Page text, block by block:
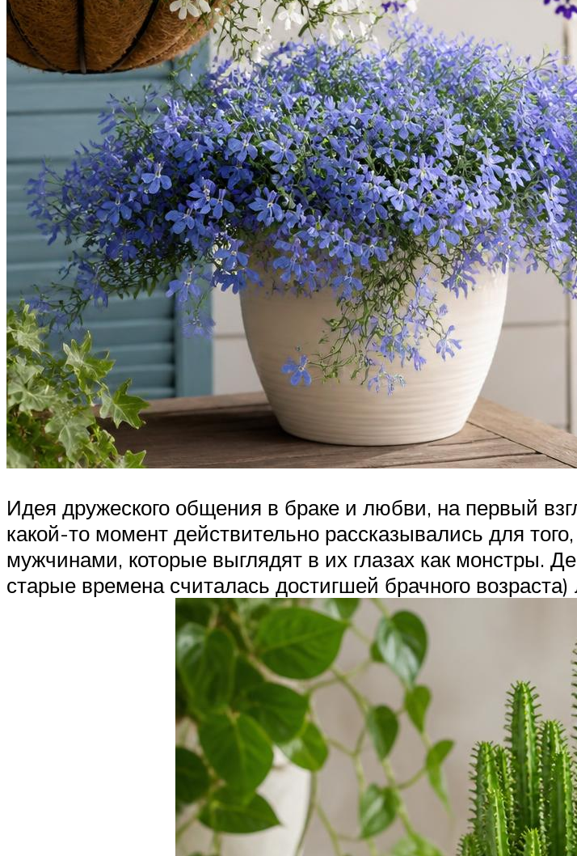
Идея дружеского общения в браке и любви, на первый
какой-то момент действительно рассказывались для
мужчинами, которые выглядят в их глазах как монстры.
старые времена считалась достигшей брачного